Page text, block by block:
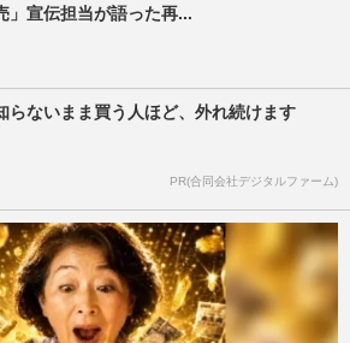
」宣伝担当が語った再...
らないまま買う人ほど、外れ続けます
PR(合同会社デジタルファーム)